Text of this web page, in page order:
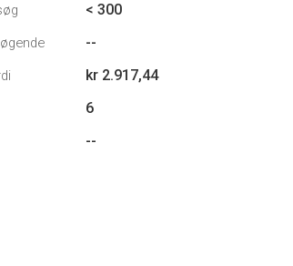
< 300
--
kr 2.917,44
6
--